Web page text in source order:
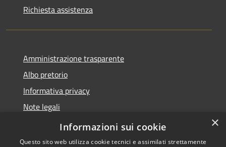
Richiesta assistenza
Amministrazione trasparente
Albo pretorio
Informativa privacy
Note legali
Dichiarazione di accessibilità
×
Informazioni sui cookie
Questo sito web utilizza cookie tecnici e assimilati strettamente